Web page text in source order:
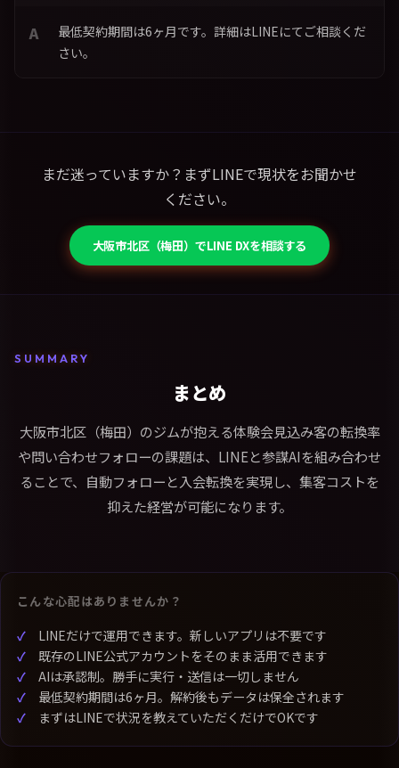
最低契約期間は6ヶ月です。詳細はLINEにてご相談くだ
さい。
まだ迷っていますか？まずLINEで現状をお聞かせ
ください。
大阪市北区（梅田）でLINE DXを相談する
SUMMARY
まとめ
大阪市北区（梅田）のジムが抱える体験会見込み客の転換率
や問い合わせフォローの課題は、LINEと参謀AIを組み合わせ
ることで、自動フォローと入会転換を実現し、集客コストを
抑えた経営が可能になります。
こんな心配はありませんか？
LINEだけで運用できます。新しいアプリは不要です
既存のLINE公式アカウントをそのまま活用できます
AIは承認制。勝手に実行・送信は一切しません
最低契約期間は6ヶ月。解約後もデータは保全されます
まずはLINEで状況を教えていただくだけでOKです